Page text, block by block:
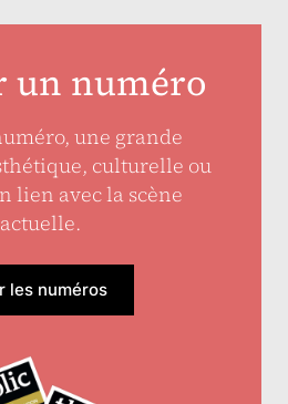
un numéro
une grande
culturelle ou
lien avec la scène
actuelle.
les numéros